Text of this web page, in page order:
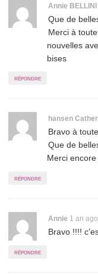
Annie BELLINI
Que de
Merci à
nouvelles
bises
répondre
hansen
Bravo à
Que de
Merci
répondre
Annie 1 an ago
Bravo !!!!
répondre